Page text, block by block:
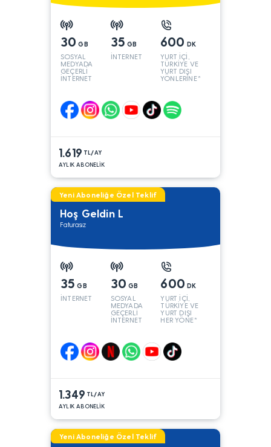
30 GB
SOSYAL
MEDYADA
GEÇERLİ
İNTERNET
35 GB
İNTERNET
600 DK
YURT İÇİ,
TÜRKİYE VE
YURT DIŞI
YÖNLERİNE*
1.619 TL/AY
AYLIK ABONELİK
Yeni Aboneliğe Özel Teklif
Hoş Geldin L
Faturasız
35 GB
İNTERNET
30 GB
SOSYAL
MEDYADA
GEÇERLİ
İNTERNET
600 DK
YURT İÇİ,
TÜRKİYE VE
YURT DIŞI
HER YÖNE*
1.349 TL/AY
AYLIK ABONELİK
Yeni Aboneliğe Özel Teklif